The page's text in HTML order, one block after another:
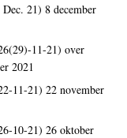
Dec. 21) 8 december
11-21) over
2021
11-21) 22 november
10-21) 26 oktober